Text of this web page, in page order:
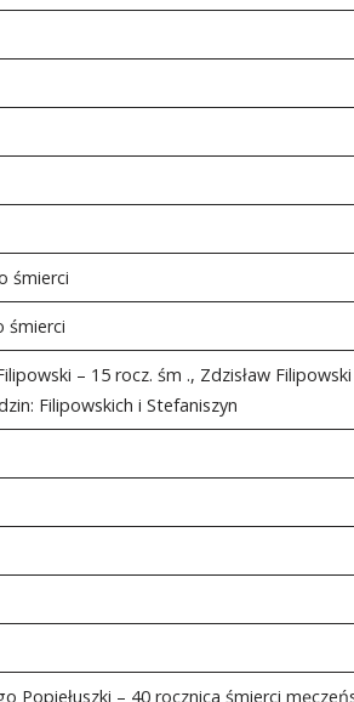
śmierci
śmierci
– 15 rocz. śm ., Zdzisław
Filipowskich i Stefaniszyn
Popiełuszki – 40 rocznica śmierci